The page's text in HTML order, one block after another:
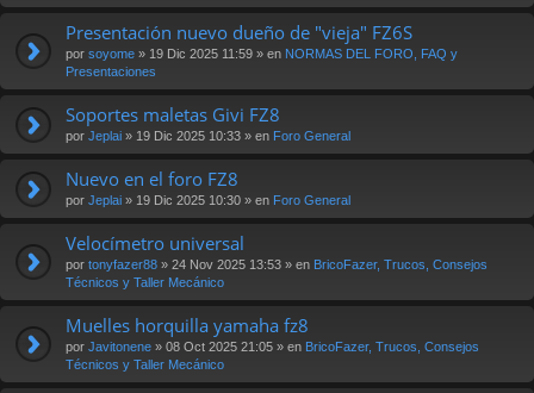
Presentación nuevo dueño de "vieja" FZ6S
por soyome » 19 Dic 2025 11:59 » en NORMAS DEL FORO, FAQ y
Presentaciones
Soportes maletas Givi FZ8
por Jeplai » 19 Dic 2025 10:33 » en Foro General
Nuevo en el foro FZ8
por Jeplai » 19 Dic 2025 10:30 » en Foro General
Velocímetro universal
por tonyfazer88 » 24 Nov 2025 13:53 » en BricoFazer, Trucos, Consejos
Técnicos y Taller Mecánico
Muelles horquilla yamaha fz8
por Javitonene » 08 Oct 2025 21:05 » en BricoFazer, Trucos, Consejos
Técnicos y Taller Mecánico